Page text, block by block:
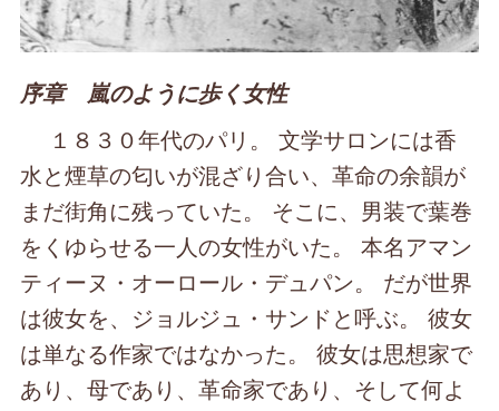
序章 嵐のように歩く女性
１８３０年代のパリ。 文学サロンには香
水と煙草の匂いが混ざり合い、革命の余韻が
まだ街角に残っていた。 そこに、男装で葉巻
をくゆらせる一人の女性がいた。 本名アマン
ティーヌ・オーロール・デュパン。 だが世界
は彼女を、ジョルジュ・サンドと呼ぶ。 彼女
は単なる作家ではなかった。 彼女は思想家で
あり、母であり、革命家であり、そして何よ